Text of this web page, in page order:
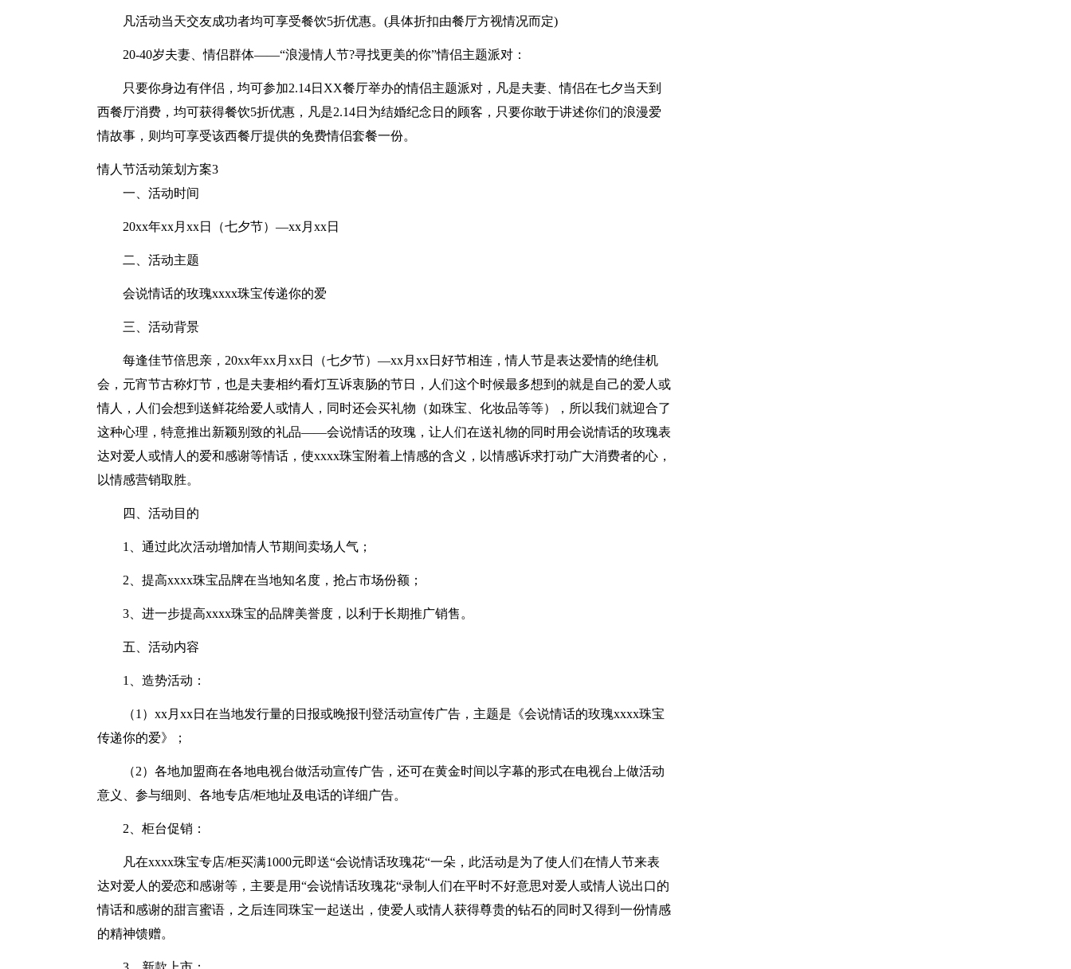
凡活动当天交友成功者均可享受餐饮5折优惠。(具体折扣由餐厅方视情况而定)
20-40岁夫妻、情侣群体——“浪漫情人节?寻找更美的你”情侣主题派对：
只要你身边有伴侣，均可参加2.14日XX餐厅举办的情侣主题派对，凡是夫妻、情侣在七夕当天到
西餐厅消费，均可获得餐饮5折优惠，凡是2.14日为结婚纪念日的顾客，只要你敢于讲述你们的浪漫爱
情故事，则均可享受该西餐厅提供的免费情侣套餐一份。
情人节活动策划方案3
一、活动时间
20xx年xx月xx日（七夕节）—xx月xx日
二、活动主题
会说情话的玫瑰xxxx珠宝传递你的爱
三、活动背景
每逢佳节倍思亲，20xx年xx月xx日（七夕节）—xx月xx日好节相连，情人节是表达爱情的绝佳机
会，元宵节古称灯节，也是夫妻相约看灯互诉衷肠的节日，人们这个时候最多想到的就是自己的爱人或
情人，人们会想到送鲜花给爱人或情人，同时还会买礼物（如珠宝、化妆品等等），所以我们就迎合了
这种心理，特意推出新颖别致的礼品——会说情话的玫瑰，让人们在送礼物的同时用会说情话的玫瑰表
达对爱人或情人的爱和感谢等情话，使xxxx珠宝附着上情感的含义，以情感诉求打动广大消费者的心，
以情感营销取胜。
四、活动目的
1、通过此次活动增加情人节期间卖场人气；
2、提高xxxx珠宝品牌在当地知名度，抢占市场份额；
3、进一步提高xxxx珠宝的品牌美誉度，以利于长期推广销售。
五、活动内容
1、造势活动：
（1）xx月xx日在当地发行量的日报或晚报刊登活动宣传广告，主题是《会说情话的玫瑰xxxx珠宝
传递你的爱》；
（2）各地加盟商在各地电视台做活动宣传广告，还可在黄金时间以字幕的形式在电视台上做活动
意义、参与细则、各地专店/柜地址及电话的详细广告。
2、柜台促销：
凡在xxxx珠宝专店/柜买满1000元即送“会说情话玫瑰花“一朵，此活动是为了使人们在情人节来表
达对爱人的爱恋和感谢等，主要是用“会说情话玫瑰花“录制人们在平时不好意思对爱人或情人说出口的
情话和感谢的甜言蜜语，之后连同珠宝一起送出，使爱人或情人获得尊贵的钻石的同时又得到一份情感
的精神馈赠。